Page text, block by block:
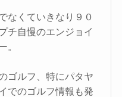
なくていきなり９０
チ自慢のエンジョイ
。
ゴルフ、特にパタヤ
でのゴルフ情報も発